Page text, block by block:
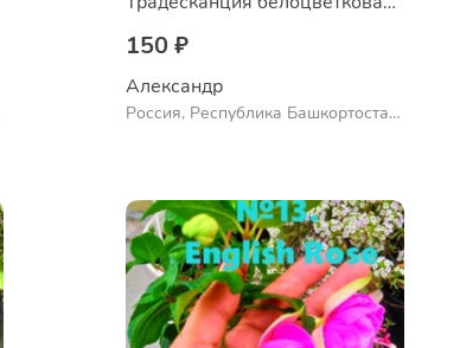
150 ₽
Александр
Россия, Республика Башкортостан,